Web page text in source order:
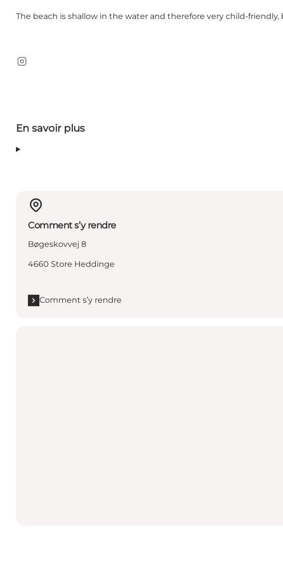
The beach is shallow in the water and therefore very child-
Instagram
En savoir plus
Comment s’y rendre
Bøgeskovvej 8
4660 Store Heddinge
Comment s’y rendre